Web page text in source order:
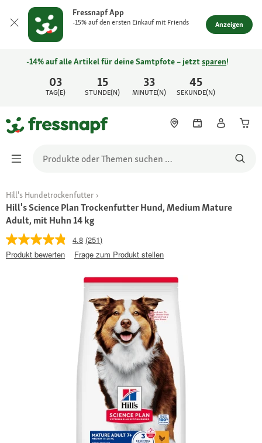
Fressnapf App
-15% auf den ersten Einkauf mit Friends Anzeigen
03
TAG(E)
15
STUNDE(N)
33
MINUTE(N)
45
SEKUNDE(N)
-14% auf alle Artikel für deine Samtpfote – jetztsparen!
Hill's Hundetrockenfutter
Hill's Science Plan Trockenfutter Hund, Medium Mature
Adult, mit Huhn 14 kg
4.8 (251)
Produkt bewerten
Frage zum Produkt stellen